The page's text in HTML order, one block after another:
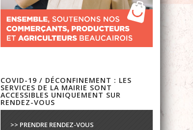
COVID-19 / DÉCONFINEMENT : LES
SERVICES DE LA MAIRIE SONT
ACCESSIBLES UNIQUEMENT SUR
RENDEZ-VOUS
>> PRENDRE RENDEZ-VOUS